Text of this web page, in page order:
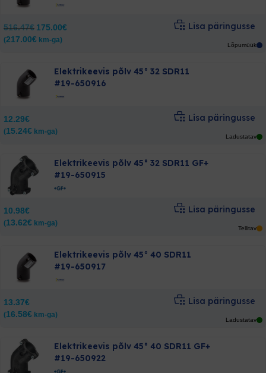
516.47€ Algne
hind
175.00€
(217.00€ km-ga)
Lisa päringusse
Lõpumüük
Elektrikeevis põlv 45° 32 SDR11
#19-650916
12.29€
(15.24€ km-ga)
Lisa päringusse
Ladustatav
Elektrikeevis põlv 45° 32 SDR11 GF+
#19-650915
10.98€
(13.62€ km-ga)
Lisa päringusse
Tellitav
Elektrikeevis põlv 45° 40 SDR11
#19-650917
13.37€
(16.58€ km-ga)
Lisa päringusse
Ladustatav
Elektrikeevis põlv 45° 40 SDR11 GF+
#19-650922